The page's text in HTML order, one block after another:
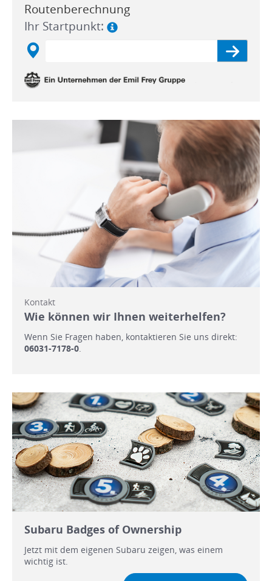
Routenberechnung
Ihr Startpunkt:
Kontakt
Wie können wir Ihnen weiterhelfen?
Wenn Sie Fragen haben, kontaktieren Sie uns direkt:
06031-7178-0.
Subaru Badges of Ownership
Jetzt mit dem eigenen Subaru zeigen, was einem
wichtig ist.